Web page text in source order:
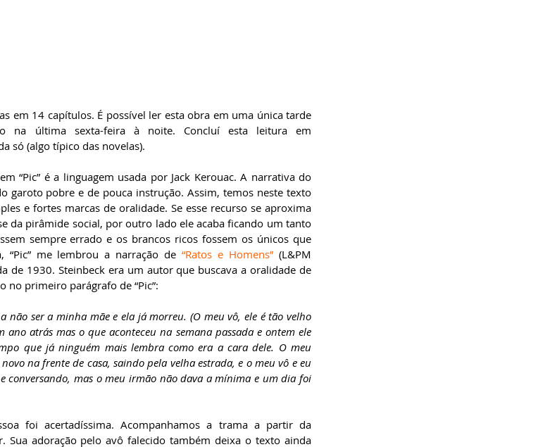
em 14 capítulos. É possível ler esta obra em uma única tarde
na última sexta-feira à noite. Concluí esta leitura em
só (algo típico das novelas).
“Pic” é a linguagem usada por Jack Kerouac. A narrativa do
garoto pobre e de pouca instrução. Assim, temos neste texto
e fortes marcas de oralidade. Se esse recurso se aproxima
da pirâmide social, por outro lado ele acaba ficando um tanto
sempre errado e os brancos ricos fossem os únicos que
“Pic” me lembrou a narração de “Ratos e Homens” (L&PM
de 1930. Steinbeck era um autor que buscava a oralidade de
no primeiro parágrafo de “Pic”:
não ser a minha mãe e ela já morreu. (O meu vô, ele é tão velho
atrás mas o que aconteceu na semana passada e ontem ele
que já ninguém mais lembra como era a cara dele. O meu
na frente de casa, saindo pela velha estrada, e o meu vô e eu
conversando, mas o meu irmão não dava a mínima e um dia foi
foi acertadíssima. Acompanhamos a trama a partir da
Sua adoração pelo avô falecido também deixa o texto ainda